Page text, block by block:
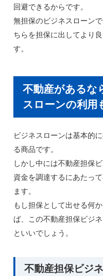
回避できるからです。
無担保のビジネスローン
ちらを担保に出してより
す。
不動産があるな
スローンの利用
ビジネスローンは基本的
る商品です。
しかし中には不動産担保
資金を調達するにあたっ
ます。
もし担保として出せる何
ば、この不動産担保ビジ
といいでしょう。
不動産担保ビジ